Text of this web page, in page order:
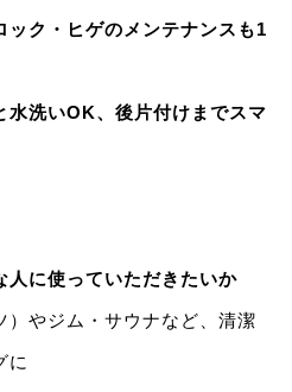
ック・ヒゲのメンテナンスも1
水洗いOK、後片付けまでスマ
に使っていただきたいか
）やジム・サウナなど、清潔
に